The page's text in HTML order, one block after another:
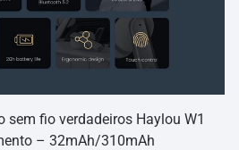
sem fio verdadeiros Haylou W1
– 32mAh/310mAh